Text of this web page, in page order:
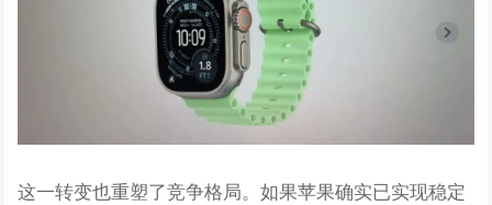
这一转变也重塑了竞争格局。如果苹果确实已实现稳定